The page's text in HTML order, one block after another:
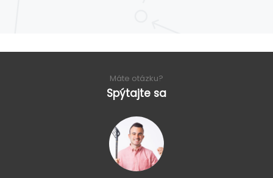
Máte otázku?
Spýtajte sa